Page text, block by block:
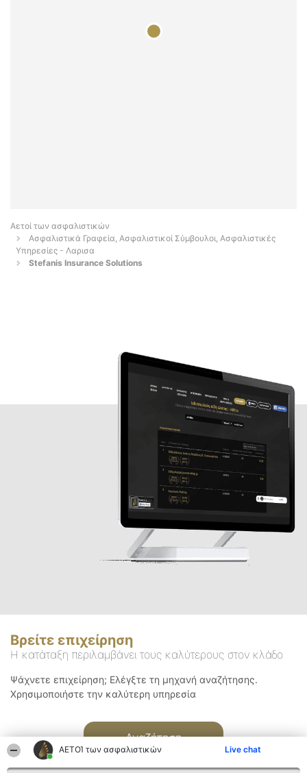
ΑΕΤΟΊ των ασφαλιστικών Live chat
Αετοί των ασφαλιστικών
Ασφαλιστικά Γραφεία, Ασφαλιστικοί Σύμβουλοι, Ασφαλιστικές
Υπηρεσίες - Λαρισα
Stefanis Insurance Solutions
Βρείτε επιχείρηση
Η κατάταξη περιλαμβάνει τους καλύτερους στον κλάδο
Ψάχνετε επιχείρηση; Ελέγξτε τη μηχανή αναζήτησης.
Χρησιμοποιήστε την καλύτερη υπηρεσία
Αναζήτηση